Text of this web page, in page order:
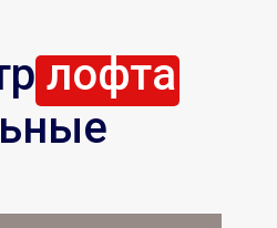
лофта